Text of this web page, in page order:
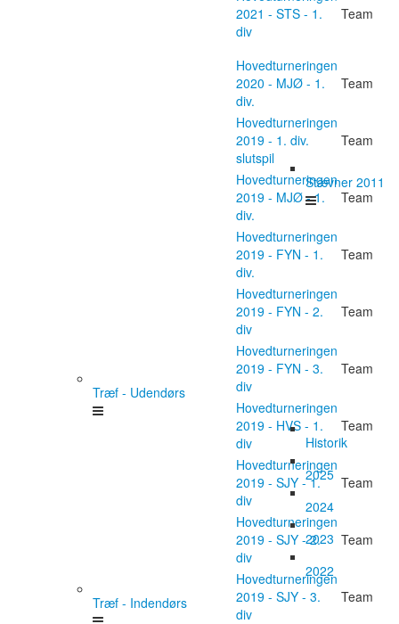
2021 - STS - 1.
div
Team
Hovedturneringen
2020 - MJØ - 1.
div.
Team
Hovedturneringen
2019 - 1. div.
slutspil
Team
Hovedturneringen
2019 - MJØ - 1.
div.
Team
Hovedturneringen
2019 - FYN - 1.
div.
Team
Hovedturneringen
2019 - FYN - 2.
div
Team
Hovedturneringen
2019 - FYN - 3.
div
Team
Hovedturneringen
2019 - HVS - 1.
div
Team
Hovedturneringen
2019 - SJY - 1.
div
Team
Hovedturneringen
2019 - SJY - 2.
div
Team
Hovedturneringen
2019 - SJY - 3.
div
Team
Stævner 2011
Træf - Udendørs
Historik
2025
2024
2023
2022
Træf - Indendørs